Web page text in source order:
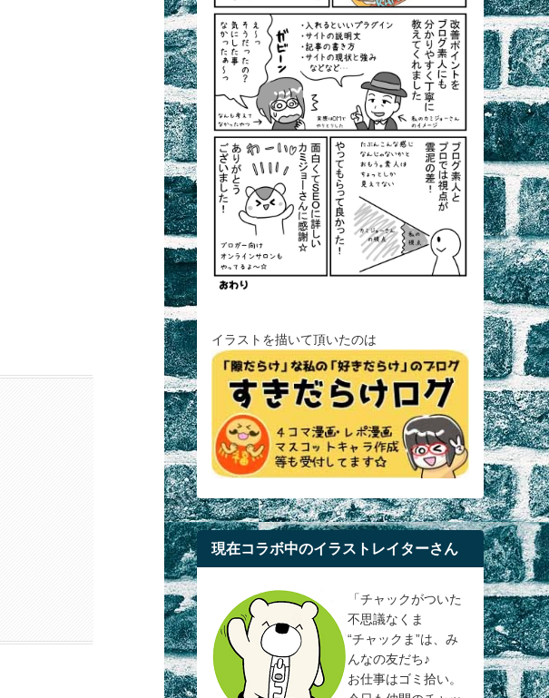
イラストを描いて頂いたのは
現在コラボ中のイラストレイターさん
「チャックがついた
不思議なくま
“チャックま”は、み
んなの友だち♪
お仕事はゴミ拾い。